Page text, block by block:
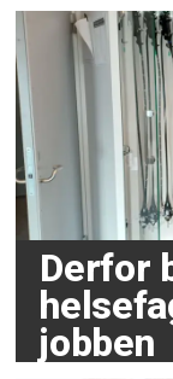
Derfor
jobben